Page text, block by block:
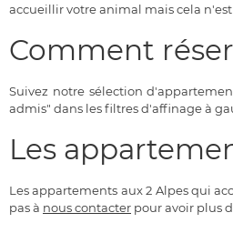
accueillir votre animal mais cela
Comment
Suivez notre sélection
admis" dans les filtres d'affinage à
Les
Les appartements aux 2 Alpes qui
pas à nous contacter pour avoir plus